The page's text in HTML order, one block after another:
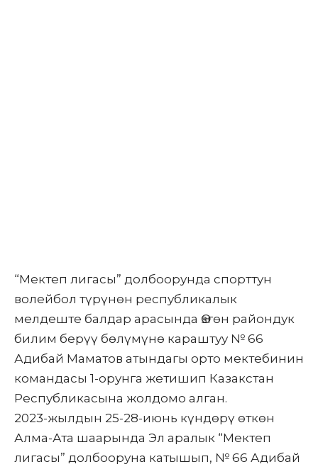
“Мектеп лигасы” долбоорунда спорттун
волейбол түрүнөн республикалык
мелдеште балдар арасында Өзгөн райондук
билим берүү бөлүмүнө караштуу № 66
Адибай Маматов атындагы орто мектебинин
командасы 1-орунга жетишип Казакстан
Республикасына жолдомо алган.
2023-жылдын 25-28-июнь күндөрү өткөн
Алма-Ата шаарында Эл аралык “Мектеп
лигасы” долбооруна катышып, № 66 Адибай